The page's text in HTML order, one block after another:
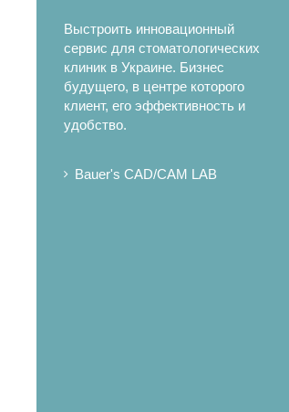
Выстроить инновационный
сервис для стоматологических
клиник в Украине. Бизнес
будущего, в центре которого
клиент, его эффективность и
удобство.
Bauer's CAD/CAM LAB